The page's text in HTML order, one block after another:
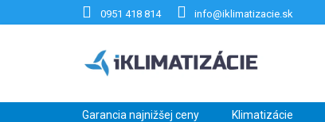
0951 418 814 info@iklimatizacie.sk
Garancia najnižšej ceny Klimatizácie